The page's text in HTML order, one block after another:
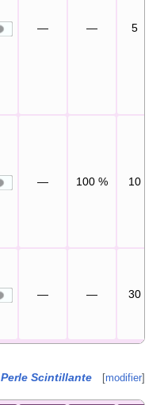
— — 5
— 100 % 10
— — 30
Perle Scintillante [modifier]